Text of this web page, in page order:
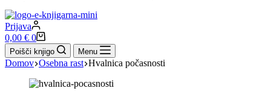
Prijava
Shopping
cart
0,00 € 0
Poišči knjigo Menu
Domov Osebna rast Hvalnica počasnosti